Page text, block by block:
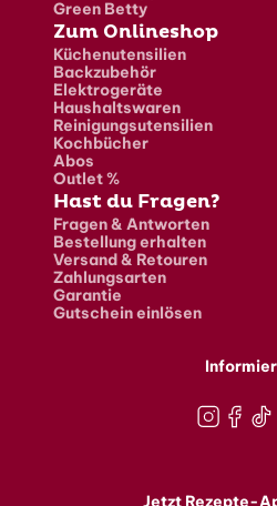
Green Betty
Zum Onlineshop
Küchenutensilien
Backzubehör
Elektrogeräte
Haushaltswaren
Reinigungsutensilien
Kochbücher
Abos
Outlet %
Hast du Fragen?
Fragen & Antworten
Bestellung erhalten
Versand & Retouren
Zahlungsarten
Garantie
Gutschein einlösen
Jetzt Rezepte-